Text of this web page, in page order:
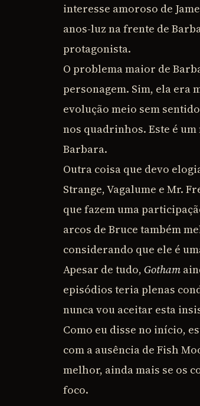
interesse amoroso de
anos-luz na frente de
protagonista.
O problema maior de
personagem. Sim, ela era
evolução meio sem
nos quadrinhos. Este é
Barbara.
Outra coisa que devo
Strange, Vagalume e Mr.
que fazem uma
arcos de Bruce também
considerando que ele é
Apesar de tudo, Gotham
episódios teria plenas
nunca vou aceitar esta
Como eu disse no início,
com a ausência de Fish
melhor, ainda mais se os
foco.